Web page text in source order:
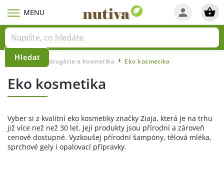
Hledat
Domů / Eko drogérie a kosmetika / Eko kosmetika
Eko kosmetika
Vyber si z kvalitní eko kosmetiky značky Ziaja, která je na trhu
již více než než 30 let. Její produkty jsou přírodní a zároveň
cenově dostupné. Vyzkoušej přírodní šampóny, tělová mléka,
sprchové gely i opalovací přípravky.